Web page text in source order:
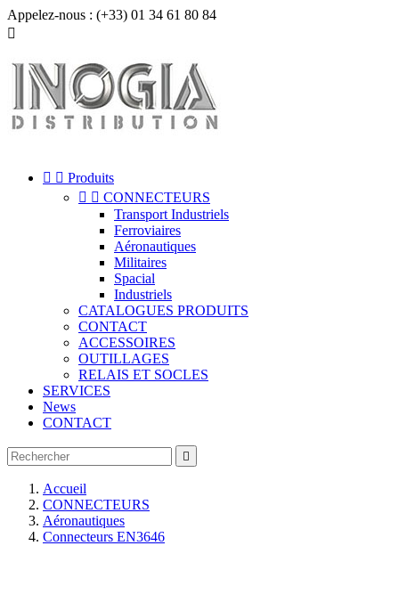
Appelez-nous : (+33) 01 34 61 80 84

  Produits
  CONNECTEURS
Transport Industriels
Ferroviaires
Aéronautiques
Militaires
Spacial
Industriels
CATALOGUES PRODUITS
CONTACT
ACCESSOIRES
OUTILLAGES
RELAIS ET SOCLES
SERVICES
News
CONTACT

Accueil
CONNECTEURS
Aéronautiques
Connecteurs EN3646